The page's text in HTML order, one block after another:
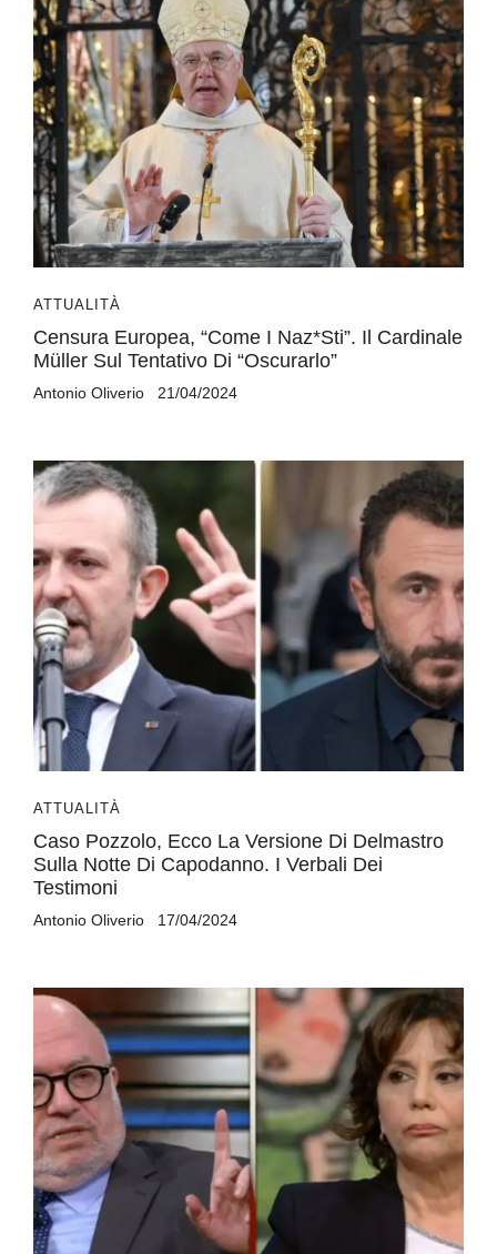
ATTUALITÀ
Censura Europea, “Come I Naz*sti”. Il Cardinale
Müller Sul Tentativo Di “oscurarlo”
Antonio Oliverio 21/04/2024
ATTUALITÀ
Caso Pozzolo, Ecco La Versione Di Delmastro
Sulla Notte Di Capodanno. I Verbali Dei
Testimoni
Antonio Oliverio 17/04/2024